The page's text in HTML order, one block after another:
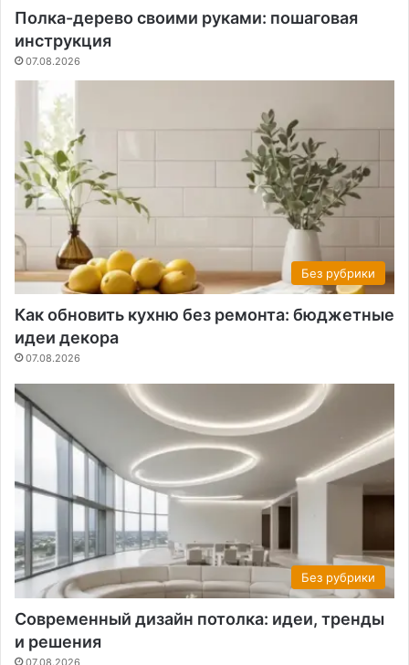
Полка-дерево своими руками: пошаговая
инструкция
07.08.2026
Без рубрики
Как обновить кухню без ремонта: бюджетные
идеи декора
07.08.2026
Без рубрики
Современный дизайн потолка: идеи, тренды
и решения
07.08.2026